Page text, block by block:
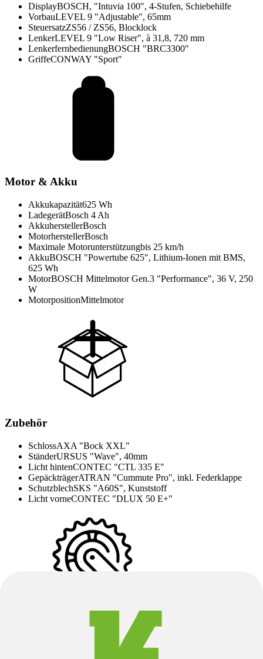
DisplayBOSCH, "Intuvia 100", 4-Stufen, Schiebehilfe
VorbauLEVEL 9 "Adjustable", 65mm
SteuersatzZS56 / ZS56, Blocklock
LenkerLEVEL 9 "Low Riser", à 31,8, 720 mm
LenkerfernbedienungBOSCH "BRC3300"
GriffeCONWAY "Sport"
Motor & Akku
Akkukapazität625 Wh
LadegerätBosch 4 Ah
AkkuherstellerBosch
MotorherstellerBosch
Maximale Motorunterstützungbis 25 km/h
AkkuBOSCH "Powertube 625", Lithium-Ionen mit BMS,
625 Wh
MotorBOSCH Mittelmotor Gen.3 "Performance", 36 V, 250
W
MotorpositionMittelmotor
Zubehör
SchlossAXA "Bock XXL"
StänderURSUS "Wave", 40mm
Licht hintenCONTEC "CTL 335 E"
GepäckträgerATRAN "Cummute Pro", inkl. Federklappe
SchutzblechSKS "A60S", Kunststoff
Licht vorneCONTEC "DLUX 50 E+"
TEKTRO "RD-M350", 9speed